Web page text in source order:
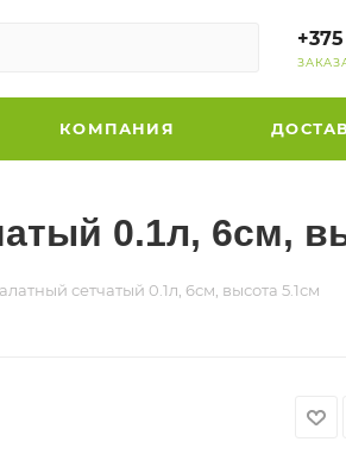
КОМПАНИЯ
0.1л, 6см,
сетчатый 0.1л, 6см, высота 5.1см